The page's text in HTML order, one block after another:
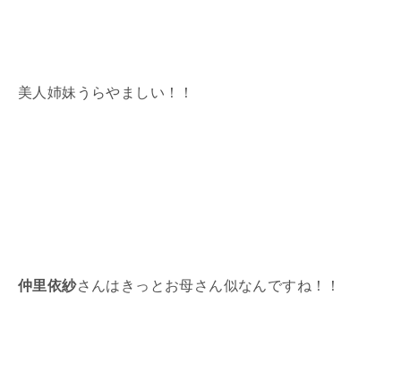
美人姉妹うらやましい！！
仲里依紗さんはきっとお母さん似なんですね！！